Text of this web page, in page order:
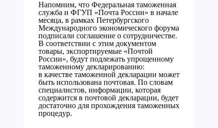
Напомним, что Федеральная таможенная
служба и ФГУП «Почта России» в начале
месяца, в рамках Петербургского
Международного экономического форума
подписали соглашение о сотрудничестве.
В соответствии с этим документом
товары, экспортируемые «Почтой
России», будут подлежать упрощенному
таможенному декларированию:
в качестве таможенной декларации может
быть использована почтовая. По словам
специалистов, информации, которая
содержится в почтовой декларации, будет
достаточно для прохождения таможенных
процедур.